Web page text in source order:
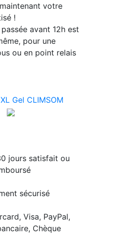
votre
!
avant 12h est
pour une
ou en point relais
jours satisfait ou
sécurisé
Visa, PayPal,
Chèque